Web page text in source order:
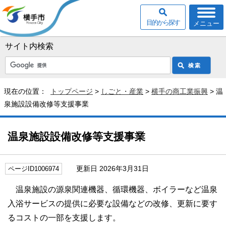
サイト内検索
メニュー
目的から探す
現在の位置： トップページ > しごと・産業 > 横手の商工業振興 > 温
泉施設設備改修等支援事業
温泉施設設備改修等支援事業
ページID1006974 更新日 2026年3月31日
温泉施設の源泉関連機器、循環機器、ボイラーなど温泉
入浴サービスの提供に必要な設備などの改修、更新に要す
るコストの一部を支援します。